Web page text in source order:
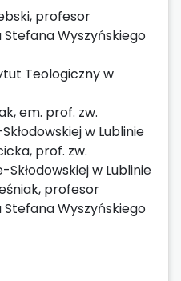
profesor
Wyszyńskiego
Teologiczny w
em. prof. zw.
w Lublinie
prof. zw.
w Lublinie
profesor
Wyszyńskiego